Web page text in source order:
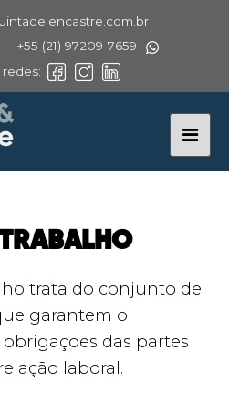
+55 (21) 97209-7659
redes:
trata do conjunto de
garantem o
das partes
laboral.